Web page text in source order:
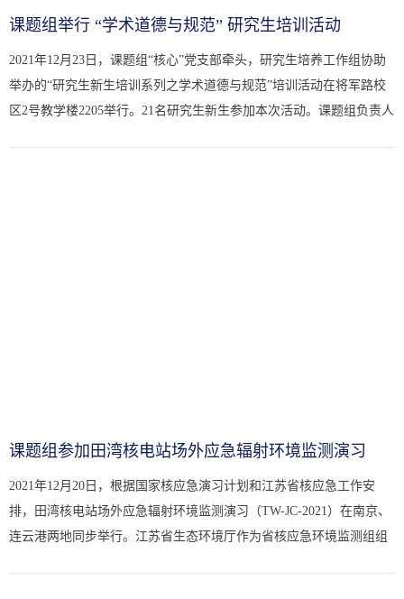
课题组举行 “学术道德与规范” 研究生培训活动
2021年12月23日，课题组“核心”党支部牵头，研究生培养工作组协助
举办的“研究生新生培训系列之学术道德与规范”培训活动在将军路校
区2号教学楼2205举行。21名研究生新生参加本次活动。课题组负责人
课题组参加田湾核电站场外应急辐射环境监测演习
2021年12月20日，根据国家核应急演习计划和江苏省核应急工作安
排，田湾核电站场外应急辐射环境监测演习（TW-JC-2021）在南京、
连云港两地同步举行。江苏省生态环境厅作为省核应急环境监测组组